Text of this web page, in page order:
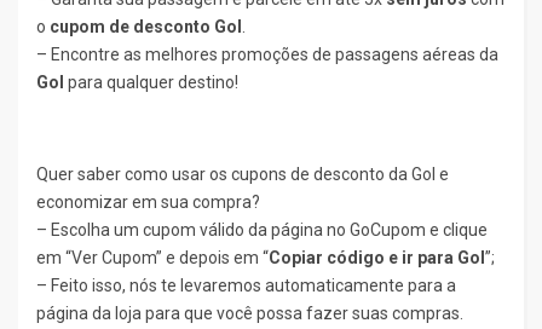
o cupom de desconto Gol
– Encontre as melhores promoções de passagens aéreas da
Gol para qualquer destino!
Quer saber como usar os cupons de desconto da Gol e
economizar em sua compra?
– Escolha um cupom válido da página no GoCupom e clique
em “Ver Cupom” e depois em “Copiar código e ir para Gol”;
– Feito isso, nós te levaremos automaticamente para a
página da loja para que você possa fazer suas compras.